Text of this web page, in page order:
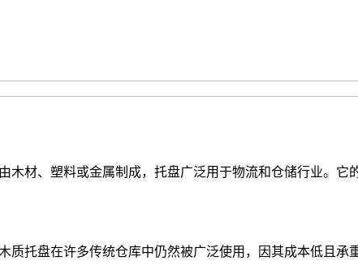
材、塑料或金属制成，托盘广泛用于物流和仓储行业。它
托盘在许多传统仓库中仍然被广泛使用，因其成本低且承